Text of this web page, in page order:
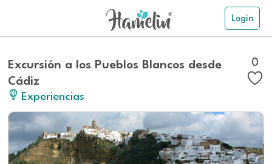
Login
Excursión a los Pueblos Blancos desde
Cádiz
Experiencias
0